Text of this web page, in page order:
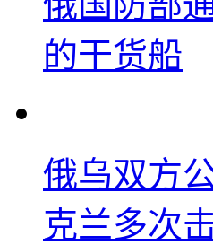
的干货船
俄乌双方
克兰多次